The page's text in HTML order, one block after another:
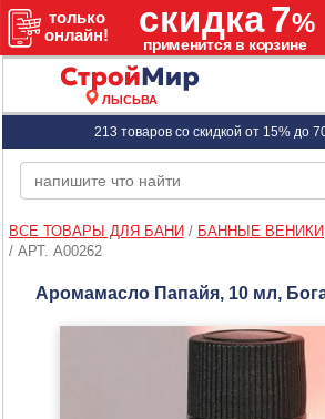
ЛЫСЬВА
213 товаров со скидкой от 15% до
ВСЕ ТОВАРЫ ДЛЯ БАНИ / БАННЫЕ
/ АРТ. A00262
Аромамасло Папайя, 10 мл,